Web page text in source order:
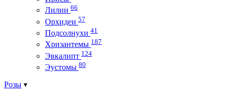
Лилии 66
Орхидеи 57
Подсолнухи 41
Хризантемы 187
Эвкалипт 124
Эустомы 80
Розы